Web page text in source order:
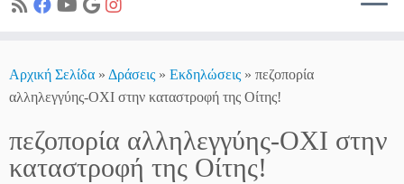
content
Αρχική Σελίδα » Δράσεις » Εκδηλώσεις » πεζοπορία
αλληλεγγύης-ΟΧΙ στην καταστροφή της Οίτης!
πεζοπορία αλληλεγγύης-ΟΧΙ στην
καταστροφή της Οίτης!